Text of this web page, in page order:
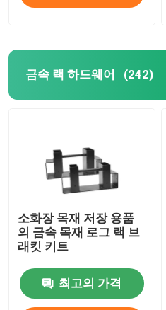
금속 랙 하드웨어 (242)
소화장 목재 저장 용품
의 금속 목재 로그 랙 브
래킷 키트
최고의 가격